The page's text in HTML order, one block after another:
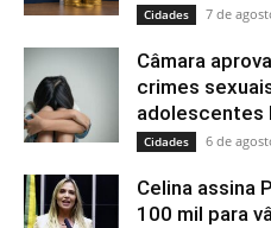
Cidades 7 de
Câmara
crimes
adolescentes
Cidades 6 de
Celina assina
100 mil para